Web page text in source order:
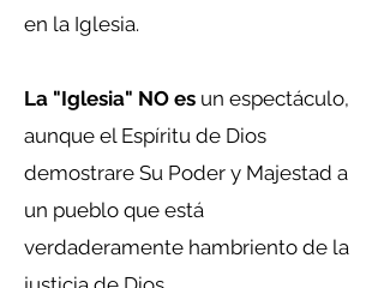
en la Iglesia.
La "Iglesia" NO es un espectáculo,
aunque el Espíritu de Dios
demostrare Su Poder y Majestad a
un pueblo que está
verdaderamente hambriento de la